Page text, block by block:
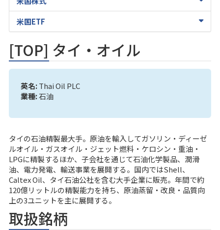
米国ETF
[TOP] タイ・オイル
英名:Thai Oil PLC
業種:石油
タイの石油精製最大手。原油を輸入してガソリン・ディーゼ
ルオイル・ガスオイル・ジェット燃料・ケロシン・重油・
LPGに精製するほか、子会社を通じて石油化学製品、潤滑
油、電力発電、輸送事業を展開する。国内ではShell、
Caltex Oil、タイ石油公社を含む大手企業に販売。年間で約
120億リットルの精製能力を持ち、原油蒸留・改良・品質向
上の3ユニットを主に展開する。
取扱銘柄